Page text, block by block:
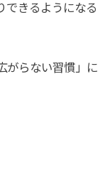
できるようになる
がらない習慣」に